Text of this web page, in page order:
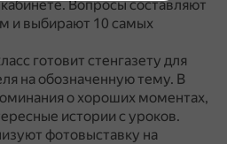
Вопросы составляют
и выбирают 10 самых
готовит стенгазету для
на обозначенную тему. В
о хороших моментах,
истории с уроков.
фотовыставку на